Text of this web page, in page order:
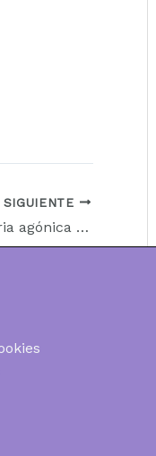
SIGUIENTE
Olimpia ríe último: victoria agónica 2‑1 ante Nacional y nuevo líder del Apertura 2026